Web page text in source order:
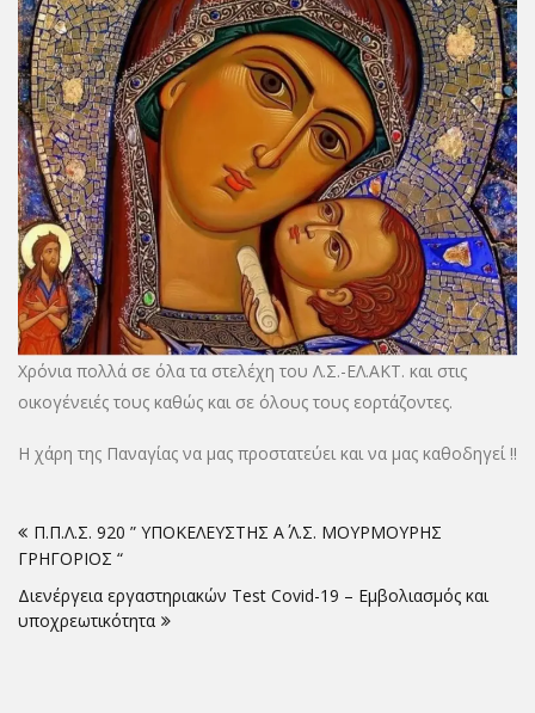
Χρόνια πολλά σε όλα τα στελέχη του Λ.Σ.-ΕΛ.ΑΚΤ. και στις
οικογένειές τους καθώς και σε όλους τους εορτάζοντες.
Η χάρη της Παναγίας να μας προστατεύει και να μας καθοδηγεί !!
άρθρων
Π.Π.Λ.Σ. 920 ” ΥΠΟΚΕΛΕΥΣΤΗΣ Α΄ Λ.Σ. ΜΟΥΡΜΟΥΡΗΣ
ΓΡΗΓΟΡΙΟΣ “
Διενέργεια εργαστηριακών Test Covid-19 – Εμβολιασμός και
υποχρεωτικότητα